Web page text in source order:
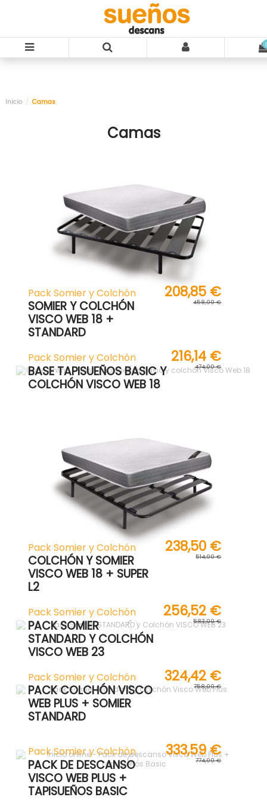
Inicio Camas
Camas
Pack Somier y Colchón
SOMIER Y COLCHÓN
VISCO WEB 18 +
STANDARD
208,85 €
458,00 €
Pack Somier y Colchón
BASE TAPISUEÑOS BASIC Y
COLCHÓN VISCO WEB 18
216,14 €
474,00 €
Pack Somier y Colchón
COLCHÓN Y SOMIER
VISCO WEB 18 + SUPER
L2
238,50 €
514,00 €
Pack Somier y Colchón
PACK SOMIER
STANDARD Y COLCHÓN
VISCO WEB 23
256,52 €
583,00 €
Pack Somier y Colchón
PACK COLCHÓN VISCO
WEB PLUS + SOMIER
STANDARD
324,42 €
758,00 €
Pack Somier y Colchón
PACK DE DESCANSO
VISCO WEB PLUS +
TAPISUEÑOS BASIC
333,59 €
774,00 €